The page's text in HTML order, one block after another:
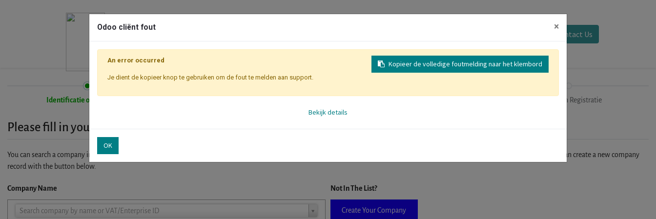
Contact Us
Identificatie onderneming Uitchecken Registratie
Please fill in your company details
You can search a company in our database by name, VAT or enterprise ID. When a company is selected it will auto-complete the form. If you don't find your company in our database, you can create a new company
record with the button below.
Company Name
Search company by name or VAT/Enterprise ID
Company
Not In The List?
Create Your Company
Odoo cliënt fout ×
Kopieer de volledige foutmelding naar het klembord
An error occurred
Je dient de kopieer knop te gebruiken om de fout te melden aan support.
Bekijk details
OK